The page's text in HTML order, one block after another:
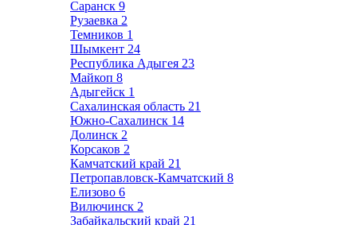
Саранск 9
Рузаевка 2
Темников 1
Шымкент 24
Республика Адыгея 23
Майкоп 8
Адыгейск 1
Сахалинская область 21
Южно-Сахалинск 14
Долинск 2
Корсаков 2
Камчатский край 21
Петропавловск-Камчатский 8
Елизово 6
Вилючинск 2
Забайкальский край 21